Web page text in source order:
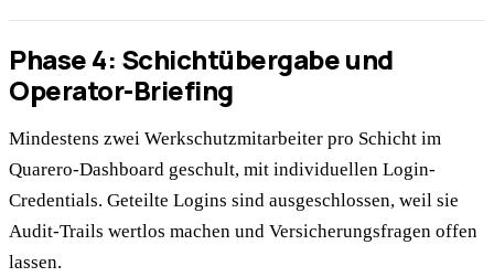
Phase 4: Schichtübergabe und
Operator-Briefing
Mindestens zwei Werkschutzmitarbeiter pro Schicht im
Quarero-Dashboard geschult, mit individuellen Login-
Credentials. Geteilte Logins sind ausgeschlossen, weil sie
Audit-Trails wertlos machen und Versicherungsfragen offen
lassen.